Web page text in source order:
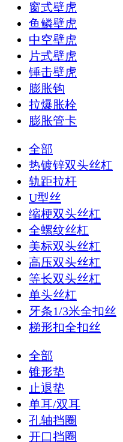
窗式壁虎
鱼鳞壁虎
中空壁虎
片式壁虎
锤击壁虎
膨胀钩
拉爆胀栓
膨胀管卡
全部
热镀锌双头丝杠
轨距拉杆
U型丝
缩梗双头丝杠
全螺纹丝杠
美标双头丝杠
高压双头丝杠
等长双头丝杠
单头丝杠
牙条1/3米全扣丝
梯形扣全扣丝
全部
锥形垫
止退垫
单耳/双耳
孔轴挡圈
开口挡圈